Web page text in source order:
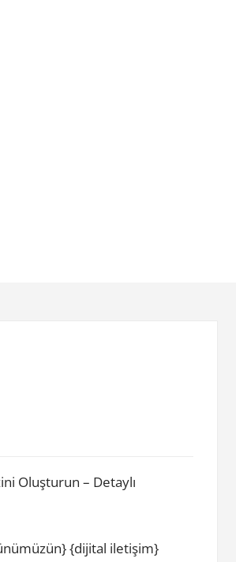
Oluşturun – Detaylı
{dijital iletişim}